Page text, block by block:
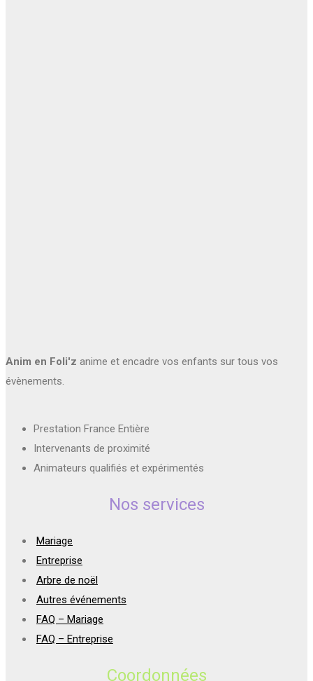
Anim en Foli'z anime et encadre vos enfants sur tous vos
évènements.
Prestation France Entière
Intervenants de proximité
Animateurs qualifiés et expérimentés
Nos services
Mariage
Entreprise
Arbre de noël
Autres événements
FAQ – Mariage
FAQ – Entreprise
Coordonnées